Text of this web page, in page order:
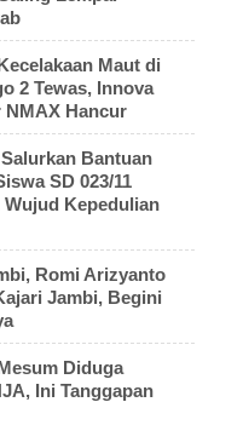
Maut di
2 Tewas, Innova
NMAX Hancur
Bantuan
SD 023/11
Kepedulian
Romi Arizyanto
Jambi, Begini
Diduga
Ini Tanggapan